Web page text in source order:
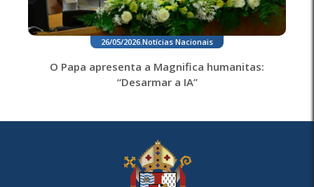
26/05/2026.Notícias Nacionais
O Papa apresenta a Magnifica humanitas:
“Desarmar a IA”